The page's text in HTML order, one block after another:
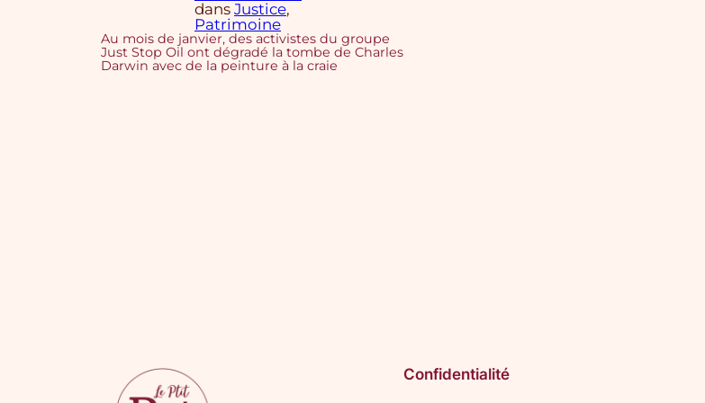
dans Justice
Patrimoine
Au mois de janvier, des activistes du groupe
Just Stop Oil ont dégradé la tombe de Charles
Darwin avec de la peinture à la craie
Confidentialité